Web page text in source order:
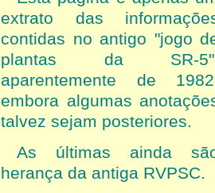
extrato das
contidas no antigo "jogo
plantas da SR-
aparentemente de
embora algumas
talvez sejam posteriores.
As últimas ainda
herança da antiga RVPSC.